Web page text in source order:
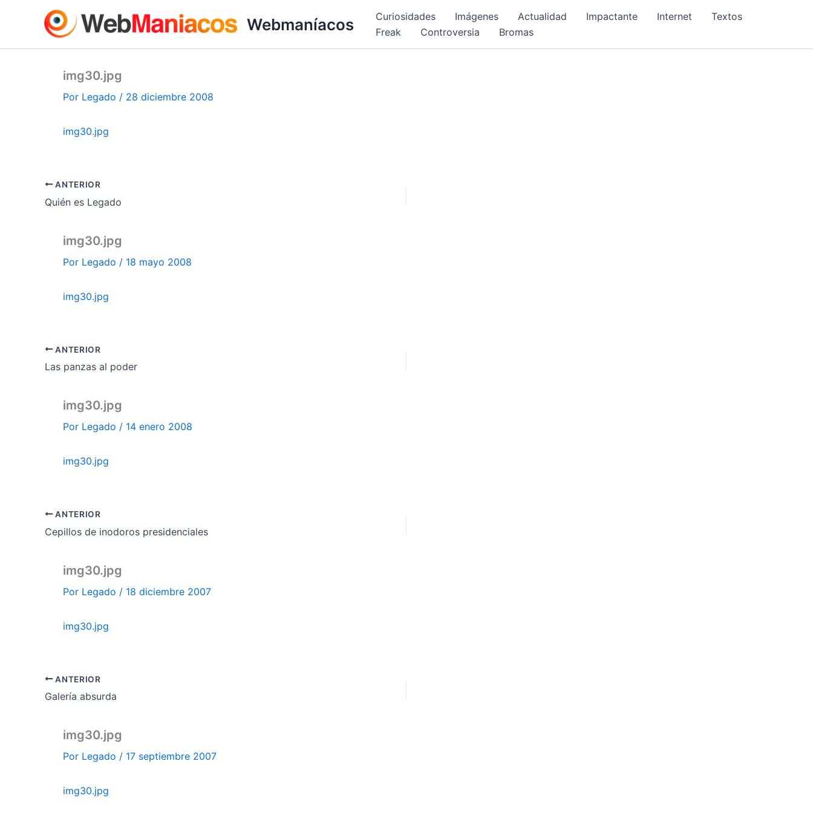
Webmaníacos Curiosidades Imágenes Actualidad Impactante Internet
Textos
Freak
Controversia Bromas
img30.jpg
Por Legado / 28 diciembre 2008
img30.jpg
ANTERIOR
Quién es Legado
img30.jpg
Por Legado / 18 mayo 2008
img30.jpg
ANTERIOR
Las panzas al poder
img30.jpg
Por Legado / 14 enero 2008
img30.jpg
ANTERIOR
Cepillos de inodoros presidenciales
img30.jpg
Por Legado / 18 diciembre 2007
img30.jpg
ANTERIOR
Galería absurda
img30.jpg
Por Legado / 17 septiembre 2007
img30.jpg